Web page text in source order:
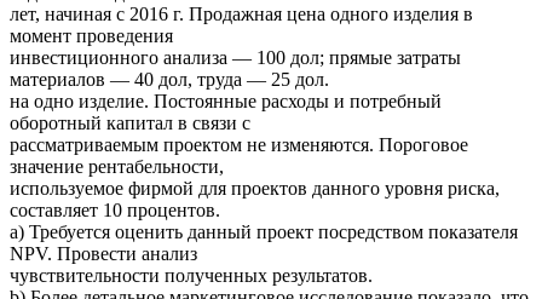
лет, начиная с 2016 г. Продажная цена одного изделия в
момент проведения
инвестиционного анализа — 100 дол; прямые затраты
материалов — 40 дол, труда — 25 дол.
на одно изделие. Постоянные расходы и потребный
оборотный капитал в связи с
рассматриваемым проектом не изменяются. Пороговое
значение рентабельности,
используемое фирмой для проектов данного уровня риска,
составляет 10 процентов.
а) Требуется оценить данный проект посредством показателя
NPV. Провести анализ
чувствительности полученных результатов.